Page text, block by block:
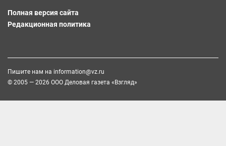
Полная версия сайта
Редакционная политика
Пишите нам на information@vz.ru
© 2005 — 2026 ООО Деловая газета «Взгляд»